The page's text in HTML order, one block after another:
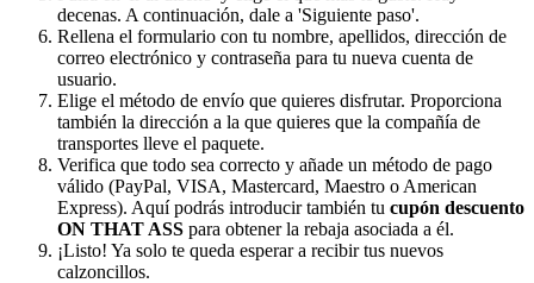
decenas. A continuación, dale a 'Siguiente paso'.
Rellena el formulario con tu nombre, apellidos, dirección de
correo electrónico y contraseña para tu nueva cuenta de
usuario.
Elige el método de envío que quieres disfrutar. Proporciona
también la dirección a la que quieres que la compañía de
transportes lleve el paquete.
Verifica que todo sea correcto y añade un método de pago
válido (PayPal, VISA, Mastercard, Maestro o American
Express). Aquí podrás introducir también tu cupón descuento
ON THAT ASS para obtener la rebaja asociada a él.
¡Listo! Ya solo te queda esperar a recibir tus nuevos
calzoncillos.